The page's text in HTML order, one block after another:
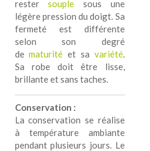
restersouple sous une
légère pression du doigt. Sa
fermeté est différente
selon son degré
dematurité et sa variété.
Sa robe doit être lisse,
brillante et sans taches.
Conservation :
La conservation se réalise
à température ambiante
pendant plusieurs jours. Le